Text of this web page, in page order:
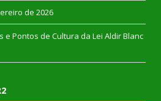
de 2026
e Pontos de Cultura da Lei Aldir Blanc